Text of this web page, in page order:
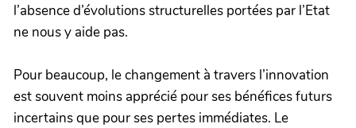
l’absence d’évolutions structurelles portées par l’Etat
ne nous y aide pas.
Pour beaucoup, le changement à travers l’innovation
est souvent moins apprécié pour ses bénéfices futurs
incertains que pour ses pertes immédiates. Le